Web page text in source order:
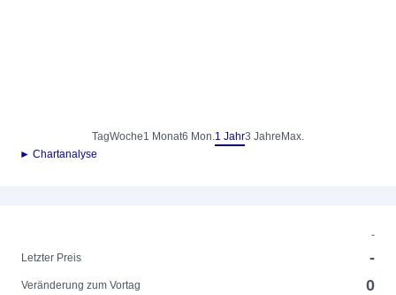
TagWoche1 Monat6 Mon.1 Jahr3 Jahre Max.
► Chartanalyse
-
Letzter Preis
-
Veränderung zum Vortag 0